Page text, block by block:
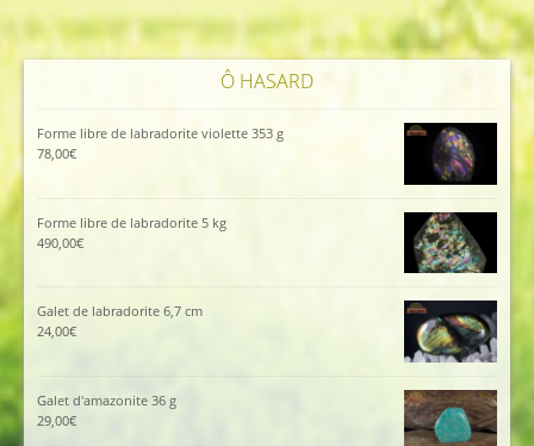
Ô HASARD
Forme libre de labradorite violette 353 g
78,00€
Forme libre de labradorite 5 kg
490,00€
Galet de labradorite 6,7 cm
24,00€
Galet d'amazonite 36 g
29,00€